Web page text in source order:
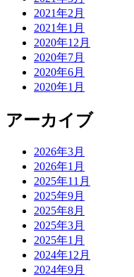
2021年2月
2021年1月
2020年12月
2020年7月
2020年6月
2020年1月
アーカイブ
2026年3月
2026年1月
2025年11月
2025年9月
2025年8月
2025年3月
2025年1月
2024年12月
2024年9月